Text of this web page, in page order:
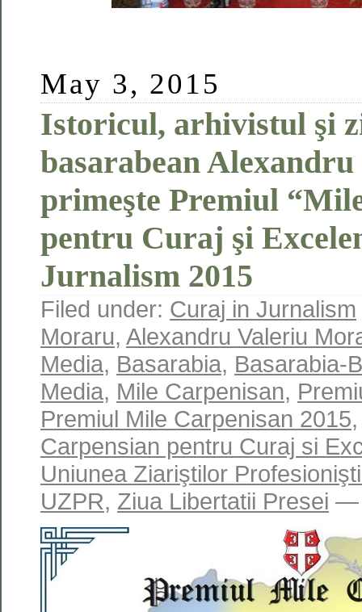
May 3, 2015
Istoricul, arhivistul şi
basarabean
primeşte Premiul
pentru Curaj şi
Jurnalism 2015
Filed under: Curaj in Jurnalism
Moraru, Alexandru Valeriu
Media, Basarabia, Basarabia-
Media, Mile Carpenisan,
Premiul Mile Carpenisan 2015
Carpensian pentru Curaj si
Uniunea Ziariştilor
UZPR, Ziua Libertatii Presei —